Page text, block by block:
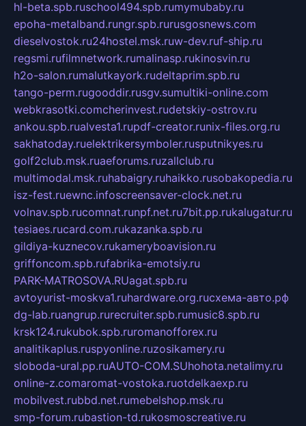
hl-beta.spb.ruschool494.spb.rumymubaby.ru
epoha-metalband.rungr.spb.rurusgosnews.com
dieselvostok.ru24hostel.msk.ruw-dev.ruf-ship.ru
regsmi.rufilmnetwork.rumalinasp.rukinosvin.ru
h2o-salon.rumalutkayork.rudeltaprim.spb.ru
tango-perm.rugooddir.rusgv.sumultiki-online.com
webkrasotki.comcherinvest.rudetskiy-ostrov.ru
ankou.spb.rualvesta1.rupdf-creator.runix-files.org.ru
sakhatoday.ruelektrikersymboler.rusputnikyes.ru
golf2club.msk.ruaeforums.ruzallclub.ru
multimodal.msk.ruhabaigry.ruhaikko.rusobakopedia.ru
isz-fest.ruewnc.infoscreensaver-clock.net.ru
volnav.spb.rucomnat.runpf.net.ru7bit.pp.rukalugatur.ru
tesiaes.rucard.com.rukazanka.spb.ru
gildiya-kuznecov.rukameryboavision.ru
griffoncom.spb.rufabrika-emotsiy.ru
PARK-MATROSOVA.RUagat.spb.ru
avtoyurist-moskva1.ruhardware.org.ruсхема-авто.рф
dg-lab.ruangrup.rurecruiter.spb.rumusic8.spb.ru
krsk124.rukubok.spb.ruromanofforex.ru
analitikaplus.ruspyonline.ruzosikamery.ru
sloboda-ural.pp.ruAUTO-COM.SUhohota.netalimy.ru
online-z.comaromat-vostoka.ruotdelkaexp.ru
mobilvest.rubbd.net.rumebelshop.msk.ru
smp-forum.rubastion-td.rukosmoscreative.ru